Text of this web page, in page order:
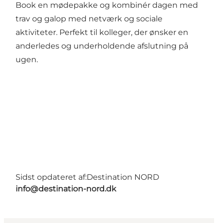
Book en mødepakke og kombinér dagen med
trav og galop med netværk og sociale
aktiviteter. Perfekt til kolleger, der ønsker en
anderledes og underholdende afslutning på
ugen.
Sidst opdateret af:Destination NORD
info@destination-nord.dk